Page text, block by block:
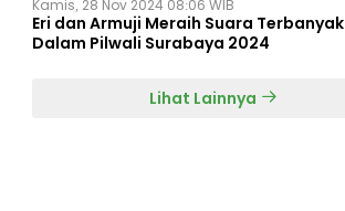
Kamis, 28 Nov 2024 08:06 WIB
Eri dan Armuji Meraih Suara Terbanyak
Dalam Pilwali Surabaya 2024
Lihat Lainnya